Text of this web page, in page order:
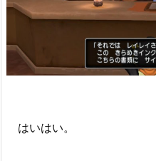
はいはい。